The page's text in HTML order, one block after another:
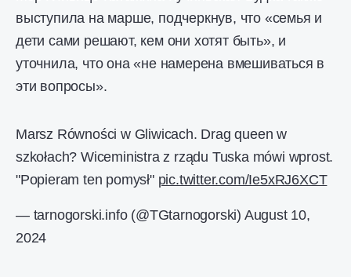
выступила на марше, подчеркнув, что «семья и
дети сами решают, кем они хотят быть», и
уточнила, что она «не намерена вмешиваться в
эти вопросы».
Marsz Równości w Gliwicach. Drag queen w
szkołach? Wiceministra z rządu Tuska mówi wprost.
"Popieram ten pomysł" pic.twitter.com/Ie5xRJ6XCT
— tarnogorski.info (@TGtarnogorski) August 10,
2024